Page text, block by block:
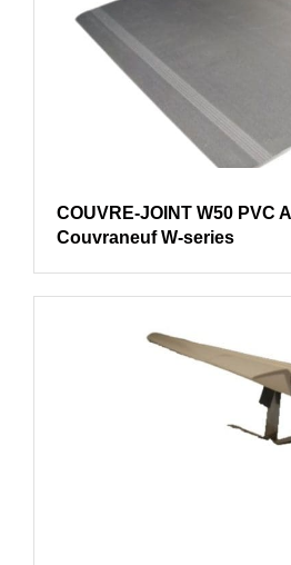
COUVRE-JOINT W50 PVC
Couvraneuf W-series